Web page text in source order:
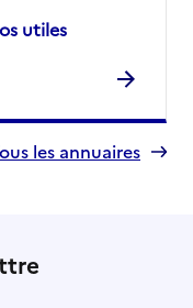
utiles
les annuaires